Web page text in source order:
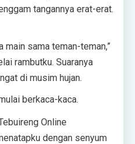
tangannya erat-erat.
main sama teman-teman,”
rambutku. Suaranya
di musim hujan.
berkaca-kaca.
dengan senyum